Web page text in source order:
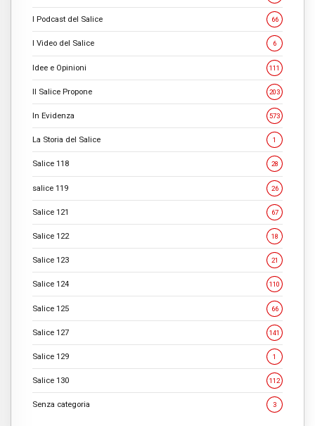
I Podcast del Salice 66
I Video del Salice 6
Idee e Opinioni 111
Il Salice Propone 203
In Evidenza 573
La Storia del Salice 1
Salice 118 28
salice 119 26
Salice 121 67
Salice 122 18
Salice 123 21
Salice 124 110
Salice 125 66
Salice 127 141
Salice 129 1
Salice 130 112
Senza categoria 3